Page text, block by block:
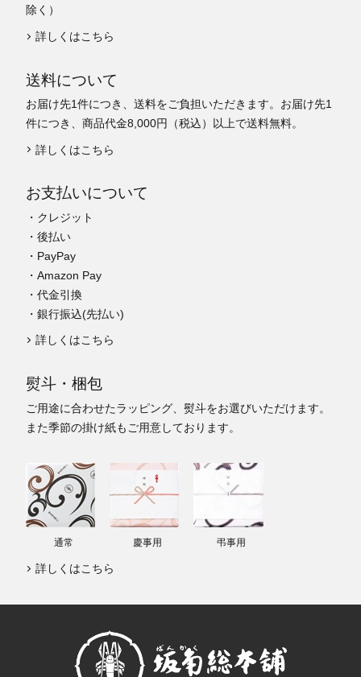
除く）
詳しくはこちら
送料について
お届け先1件につき、送料をご負担いただきます。お届け先1
件につき、商品代金8,000円（税込）以上で送料無料。
詳しくはこちら
お支払いについて
・クレジット
・後払い
・PayPay
・Amazon Pay
・代金引換
・銀行振込(先払い)
詳しくはこちら
熨斗・梱包
ご用途に合わせたラッピング、熨斗をお選びいただけます。
また季節の掛け紙もご用意しております。
通常 慶事用 弔事用
詳しくはこちら